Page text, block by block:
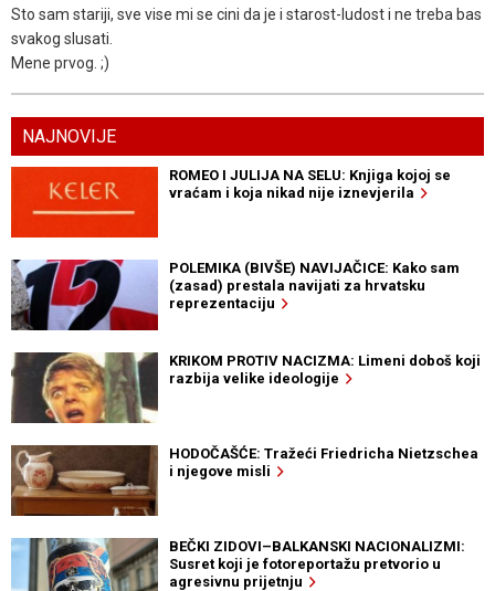
Sto sam stariji, sve vise mi se cini da je i starost-ludost i ne treba bas
svakog slusati.
Mene prvog. ;)
NAJNOVIJE
ROMEO I JULIJA NA SELU: Knjiga kojoj se
vraćam i koja nikad nije iznevjerila
POLEMIKA (BIVŠE) NAVIJAČICE: Kako sam
(zasad) prestala navijati za hrvatsku
reprezentaciju
KRIKOM PROTIV NACIZMA: Limeni doboš koji
razbija velike ideologije
HODOČAŠĆE: Tražeći Friedricha Nietzschea
i njegove misli
BEČKI ZIDOVI–BALKANSKI NACIONALIZMI:
Susret koji je fotoreportažu pretvorio u
agresivnu prijetnju